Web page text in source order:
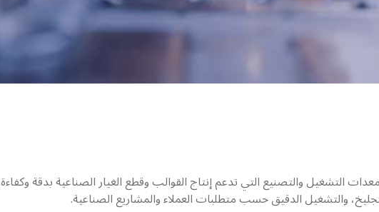
التشغيل والتصنيع التي تدعم إنتاج القوالب وقطع الغيار الصناعية بدقة
والتشغيل الدقيق حسب متطلبات العملاء والمشاريع الصناعية.